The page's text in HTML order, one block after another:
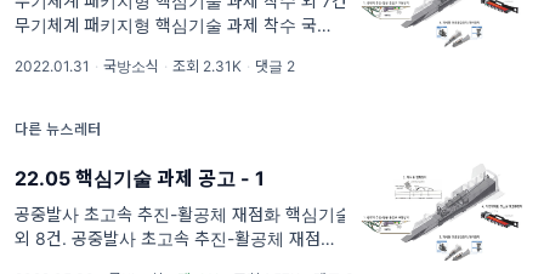
무기체계 패키지형 핵심기술 과제 착수 국방기
계 패키지형 핵심기술」 34개 과제를 올해부
핵심
2022.01.31 · 국방소식 · 조회 2.31K · 댓글 2
다른 뉴스레터
22.05 핵심기술 과제 공고 - 1
공중발사 초고속 추진-활공체 재점화 핵심기술
외 8건. 공중발사 초고속 추진-활공체 재점화